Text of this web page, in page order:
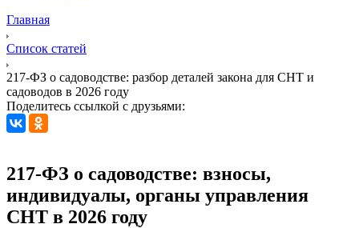
Главная
Список статей
217-ФЗ о садоводстве: разбор деталей закона для СНТ и
садоводов в 2026 году
Поделитесь ссылкой с друзьями:
217-ФЗ о садоводстве: взносы,
индивидуалы, органы управления
СНТ в 2026 году